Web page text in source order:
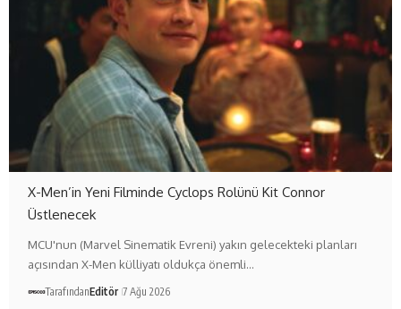
X-Men’in Yeni Filminde Cyclops Rolünü Kit Connor
Üstlenecek
MCU'nun (Marvel Sinematik Evreni) yakın gelecekteki planları
açısından X-Men külliyatı oldukça önemli…
TarafındanEditör 7 Ağu 2026